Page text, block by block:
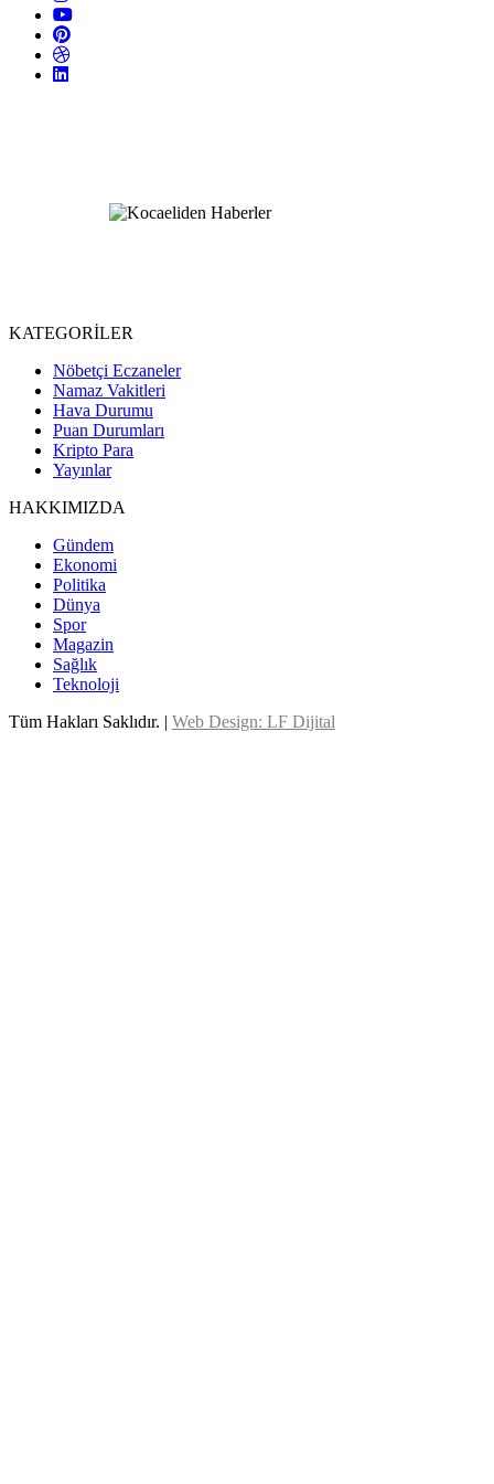
KATEGORİLER
Nöbetçi Eczaneler
Namaz Vakitleri
Hava Durumu
Puan Durumları
Kripto Para
Yayınlar
HAKKIMIZDA
Gündem
Ekonomi
Politika
Dünya
Spor
Magazin
Sağlık
Teknoloji
Tüm Hakları Saklıdır. | Web Design: LF Dijital